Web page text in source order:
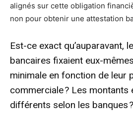
alignés sur cette obligation
non pour obtenir une attestation
Est-ce exact qu’auparavant,
bancaires fixaient eux-
minimale en fonction de leur
commerciale ? Les montants
différents selon les banques